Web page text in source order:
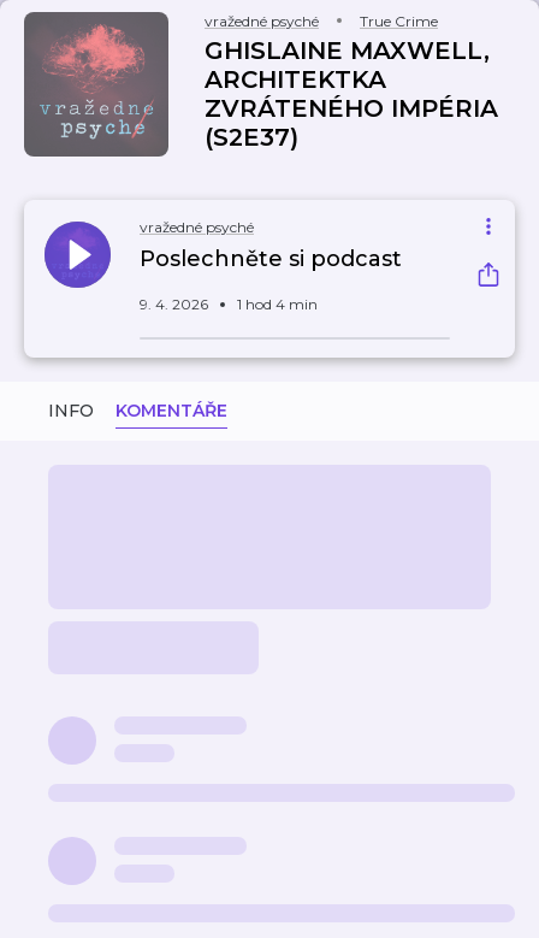
vražedné psyché True Crime
GHISLAINE MAXWELL,
ARCHITEKTKA
ZVRÁTENÉHO IMPÉRIA
(S2E37)
vražedné psyché
Poslechněte si podcast
9. 4. 2026 1 hod 4 min
INFO KOMENTÁŘE